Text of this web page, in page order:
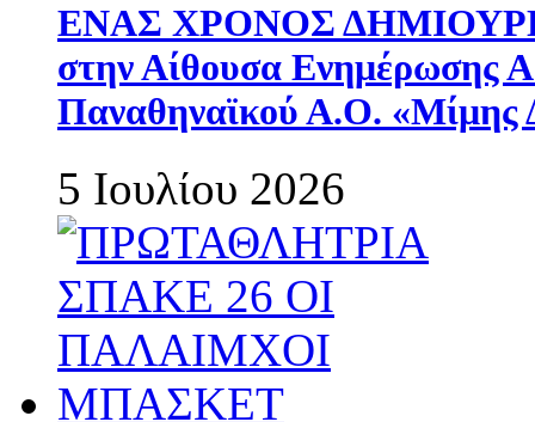
ΕΝΑΣ ΧΡΟΝΟΣ
στην Αίθουσα Ενημέρωσης
Παναθηναϊκού Α.Ο. «Μίμης
5 Ιουλίου 2026